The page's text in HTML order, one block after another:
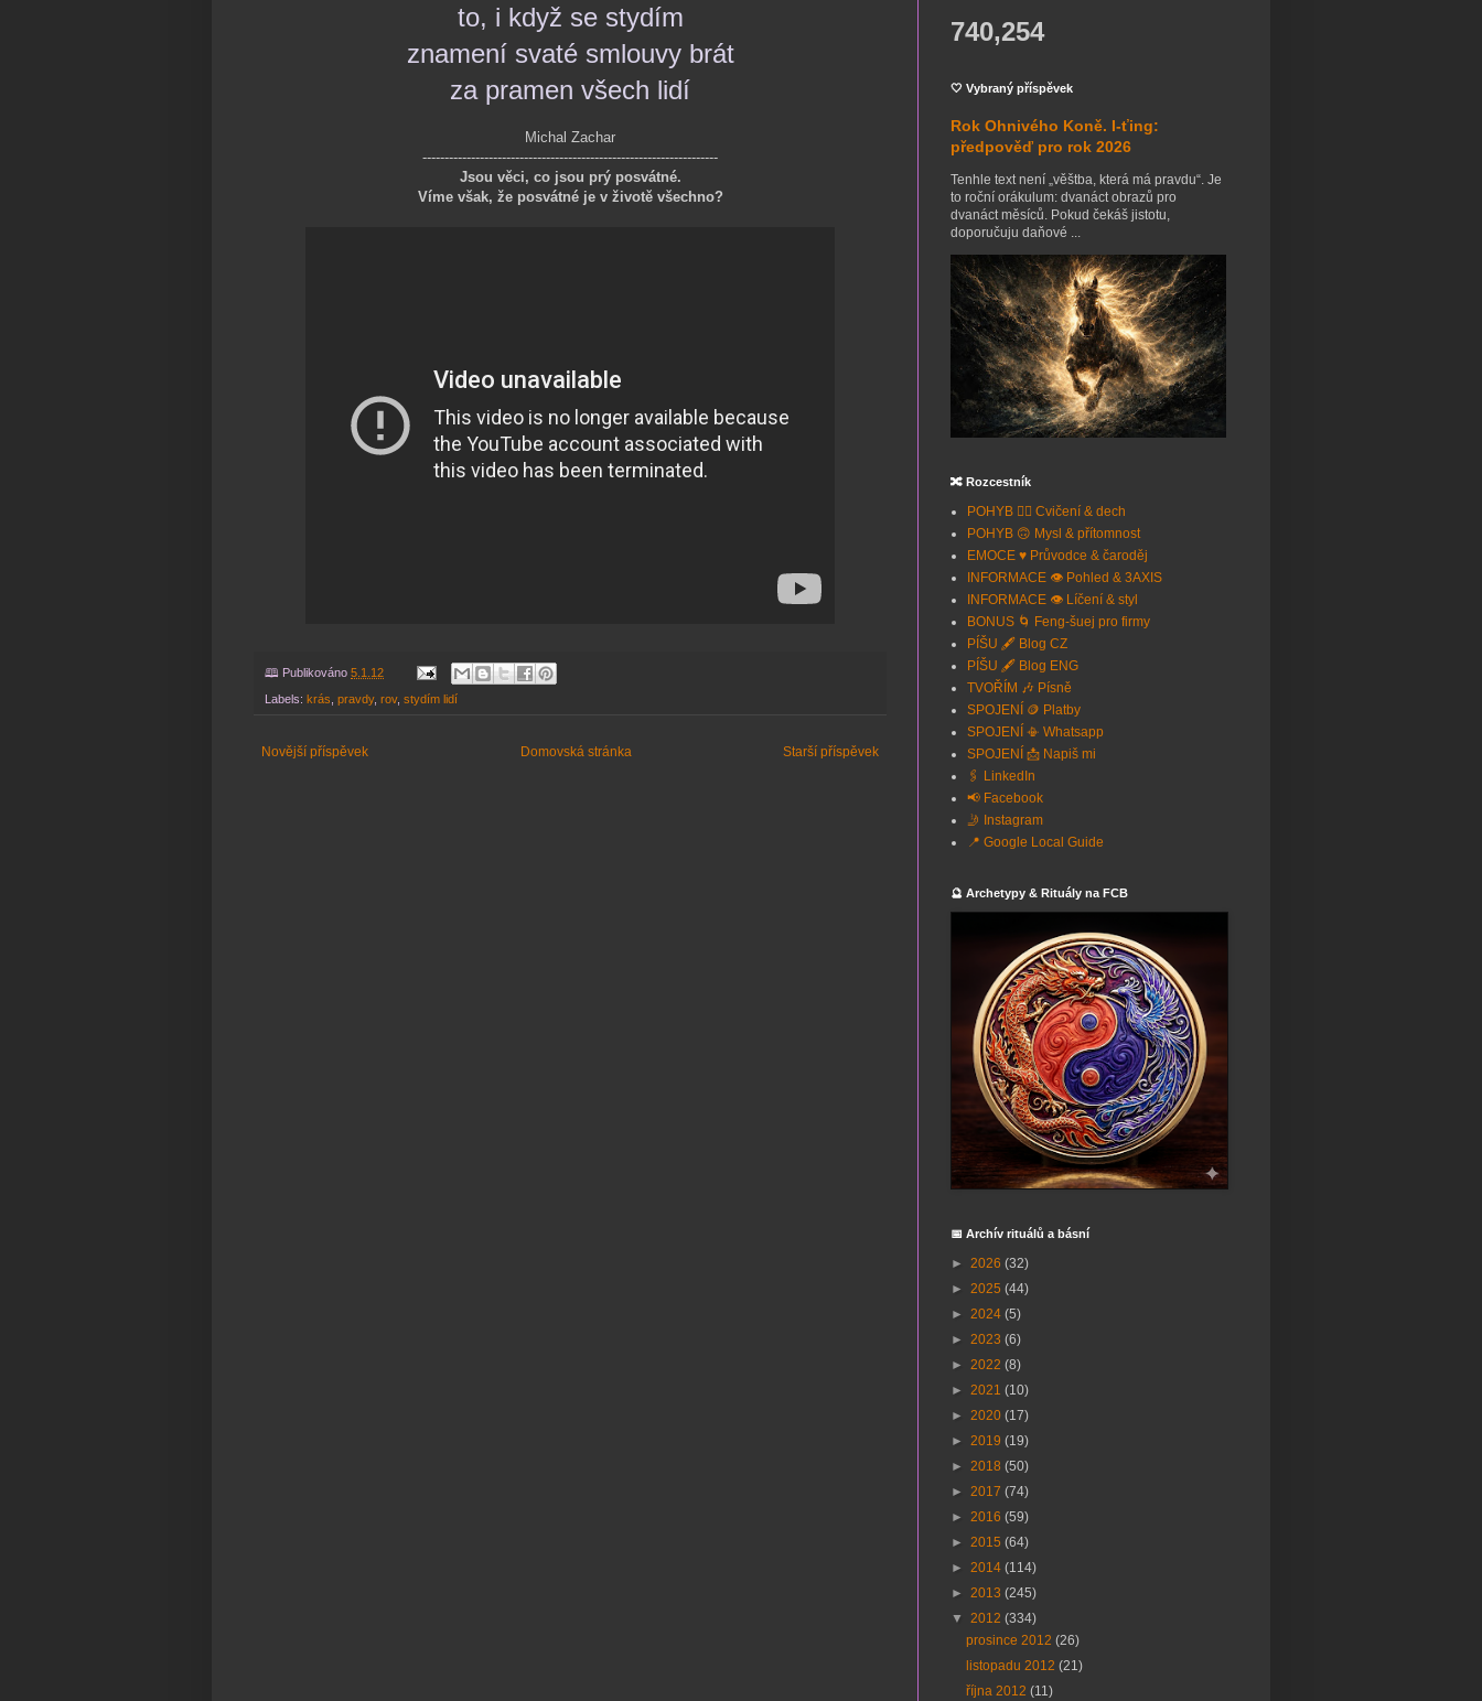
to, i když se stydím
znamení svaté smlouvy brát
za pramen všech lidí
Michal Zachar
-------------------------------------------------------------------
Jsou věci, co jsou prý posvátné.
Víme však, že posvátné je v životě všechno?
🕮 Publikováno 5.1.12
Labels: krás pravdy, rov, stydím lidí
Novější příspěvek Starší příspěvek
Domovská stránka
740,254
🤍 Vybraný příspěvek
Rok Ohnivého Koně. I-ťing:
předpověď pro rok 2026
Tenhle text není „věštba, která má pravdu“. Je
to roční orákulum: dvanáct obrazů pro
dvanáct měsíců. Pokud čekáš jistotu,
doporučuju daňové ...
🔀 Rozcestník
POHYB 🧘‍♂️ Cvičení & dech
POHYB 🙃 Mysl & přítomnost
EMOCE ♥️ Průvodce & čaroděj
INFORMACE 👁️ Pohled & 3AXIS
INFORMACE 👁️ Líčení & styl
BONUS 🌀 Feng-šuej pro firmy
PÍŠU 🖋️ Blog CZ
PÍŠU 🖋️ Blog ENG
TVOŘÍM 🎶 Písně
SPOJENÍ 🪙 Platby
SPOJENÍ 📳 Whatsapp
SPOJENÍ 📩 Napiš mi
🖇️ LinkedIn
📢 Facebook
🤳 Instagram
📍 Google Local Guide
🔮 Archetypy & Rituály na FCB
📅 Archív rituálů a básní
► 2026 (32)
► 2025 (44)
► 2024 (5)
► 2023 (6)
► 2022 (8)
► 2021 (10)
► 2020 (17)
► 2019 (19)
► 2018 (50)
► 2017 (74)
► 2016 (59)
► 2015 (64)
► 2014 (114)
► 2013 (245)
▼ 2012 (334)
prosince 2012(26)
listopadu 2012(21)
října 2012(11)